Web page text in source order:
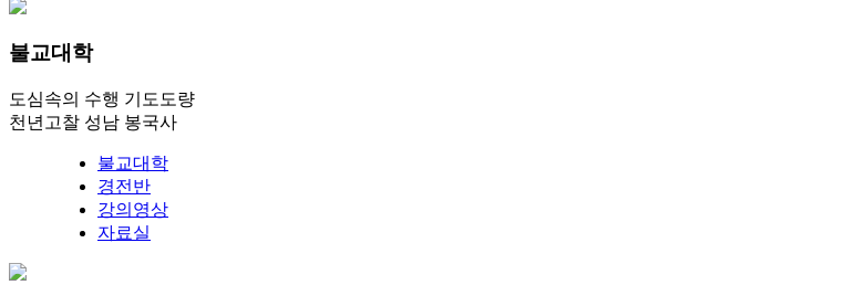
불교대학
도심속의 수행 기도도량
천년고찰 성남 봉국사
불교대학
경전반
강의영상
자료실